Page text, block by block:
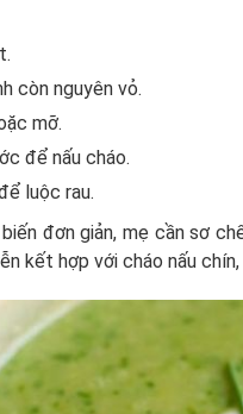
còn nguyên vỏ.
mỡ.
để nấu cháo.
luộc rau.
đơn giản, mẹ cần sơ
kết hợp với cháo nấu